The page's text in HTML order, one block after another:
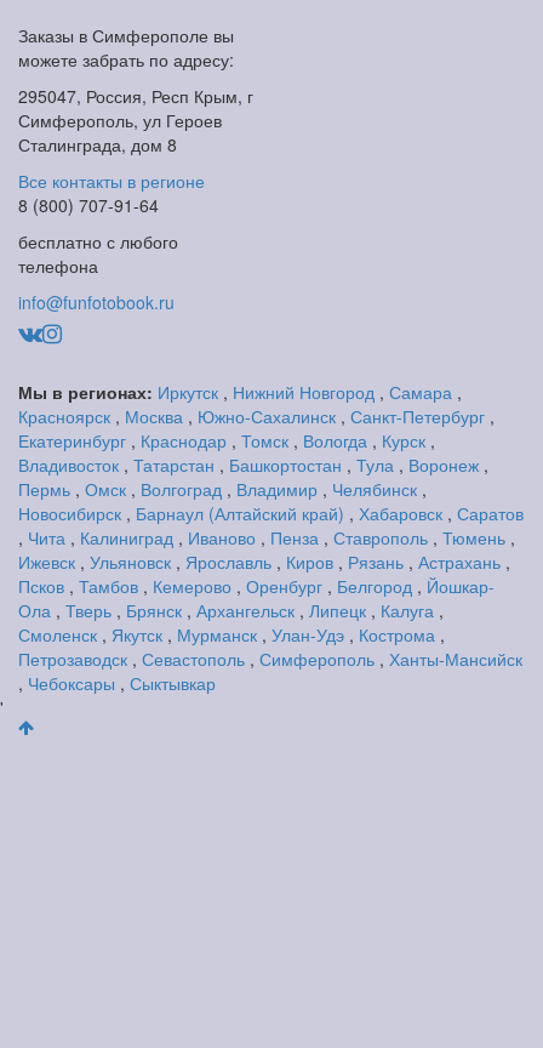
Заказы в Симферополе вы
можете забрать по адресу:
295047, Россия, Респ Крым, г
Симферополь, ул Героев
Сталинграда, дом 8
Все контакты в регионе
8 (800) 707-91-64
бесплатно с любого
телефона
info@funfotobook.ru
Мы в регионах: Иркутск , Нижний Новгород , Самара ,
Красноярск , Москва , Южно-Сахалинск , Санкт-Петербург ,
Екатеринбург , Краснодар , Томск , Вологда , Курск ,
Владивосток , Татарстан , Башкортостан , Тула , Воронеж ,
Пермь , Омск , Волгоград , Владимир , Челябинск ,
Новосибирск , Барнаул (Алтайский край) , Хабаровск , Саратов
, Чита , Калиниград , Иваново , Пенза , Ставрополь , Тюмень ,
Ижевск , Ульяновск , Ярославль , Киров , Рязань , Астрахань ,
Псков , Тамбов , Кемерово , Оренбург , Белгород , Йошкар-
Ола , Тверь , Брянск , Архангельск , Липецк , Калуга ,
Смоленск , Якутск , Мурманск , Улан-Удэ , Кострома ,
Петрозаводск , Севастополь , Симферополь , Ханты-Мансийск
, Чебоксары , Сыктывкар
'